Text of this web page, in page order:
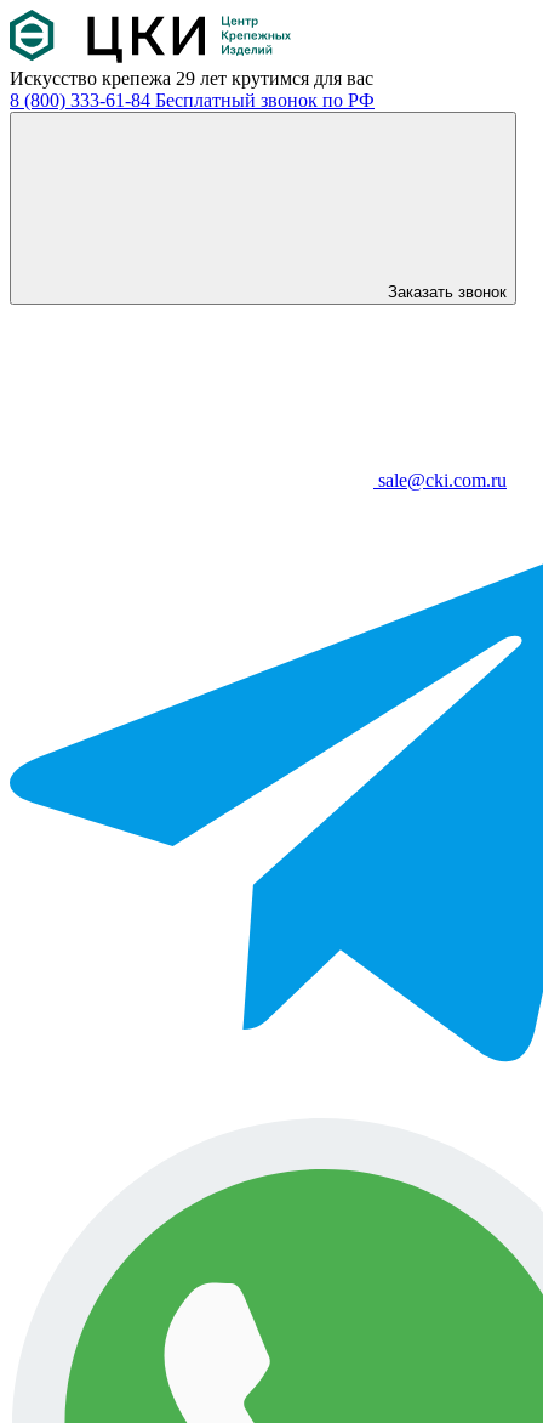
Искусство крепежа 29 лет крутимся для вас
8 (800) 333-61-84 Бесплатный звонок по РФ
Заказать звонок
sale@cki.com.ru